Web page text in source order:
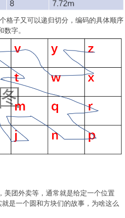
格子又可以递归切分，编码的具体顺序
字。
美团外卖等，通常就是给定一个位置
是一个圆和方块们的故事，为啥这么